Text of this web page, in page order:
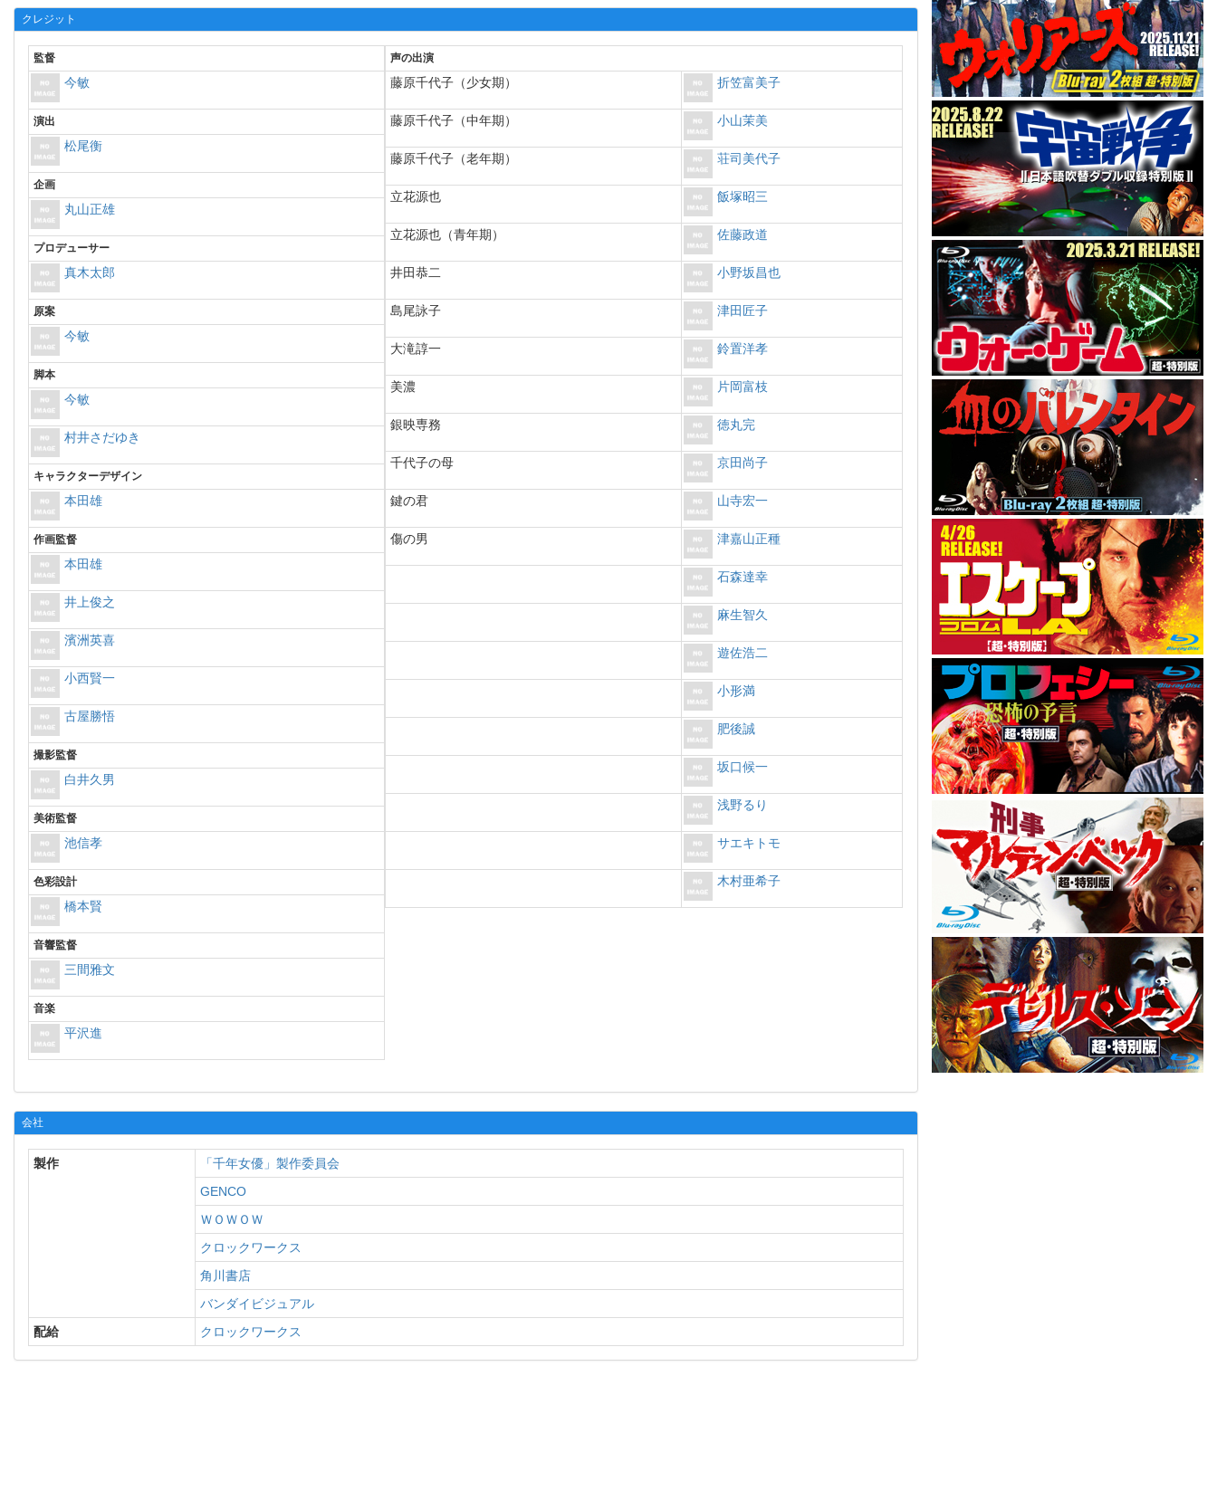
クレジット
監督
今敏
演出
松尾衡
企画
丸山正雄
プロデューサー
真木太郎
原案
今敏
脚本
今敏
村井さだゆき
キャラクターデザイン
本田雄
作画監督
本田雄
井上俊之
濱洲英喜
小西賢一
古屋勝悟
撮影監督
白井久男
美術監督
池信孝
色彩設計
橋本賢
音響監督
三間雅文
音楽
平沢進
声の出演
藤原千代子（少女期） 折笠富美子
藤原千代子（中年期） 小山茉美
藤原千代子（老年期） 荘司美代子
立花源也 飯塚昭三
立花源也（青年期） 佐藤政道
井田恭二 小野坂昌也
島尾詠子 津田匠子
大滝諄一 鈴置洋孝
美濃 片岡富枝
銀映専務 徳丸完
千代子の母 京田尚子
鍵の君 山寺宏一
傷の男 津嘉山正種
石森達幸
麻生智久
遊佐浩二
小形満
肥後誠
坂口候一
浅野るり
サエキトモ
木村亜希子
会社
製作
「千年女優」製作委員会
GENCO
ＷＯＷＯＷ
クロックワークス
角川書店
バンダイビジュアル
配給
クロックワークス